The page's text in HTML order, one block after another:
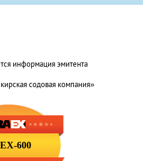
информация эмитента
содовая компания»
600